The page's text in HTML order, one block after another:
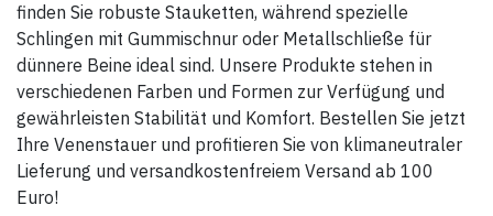
finden Sie robuste Stauketten, während spezielle
Schlingen mit Gummischnur oder Metallschließe für
dünnere Beine ideal sind. Unsere Produkte stehen in
verschiedenen Farben und Formen zur Verfügung und
gewährleisten Stabilität und Komfort. Bestellen Sie jetzt
Ihre Venenstauer und profitieren Sie von klimaneutraler
Lieferung und versandkostenfreiem Versand ab 100
Euro!